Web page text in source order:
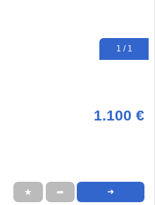
1 / 1
1.100 €
★ ➦ ➜